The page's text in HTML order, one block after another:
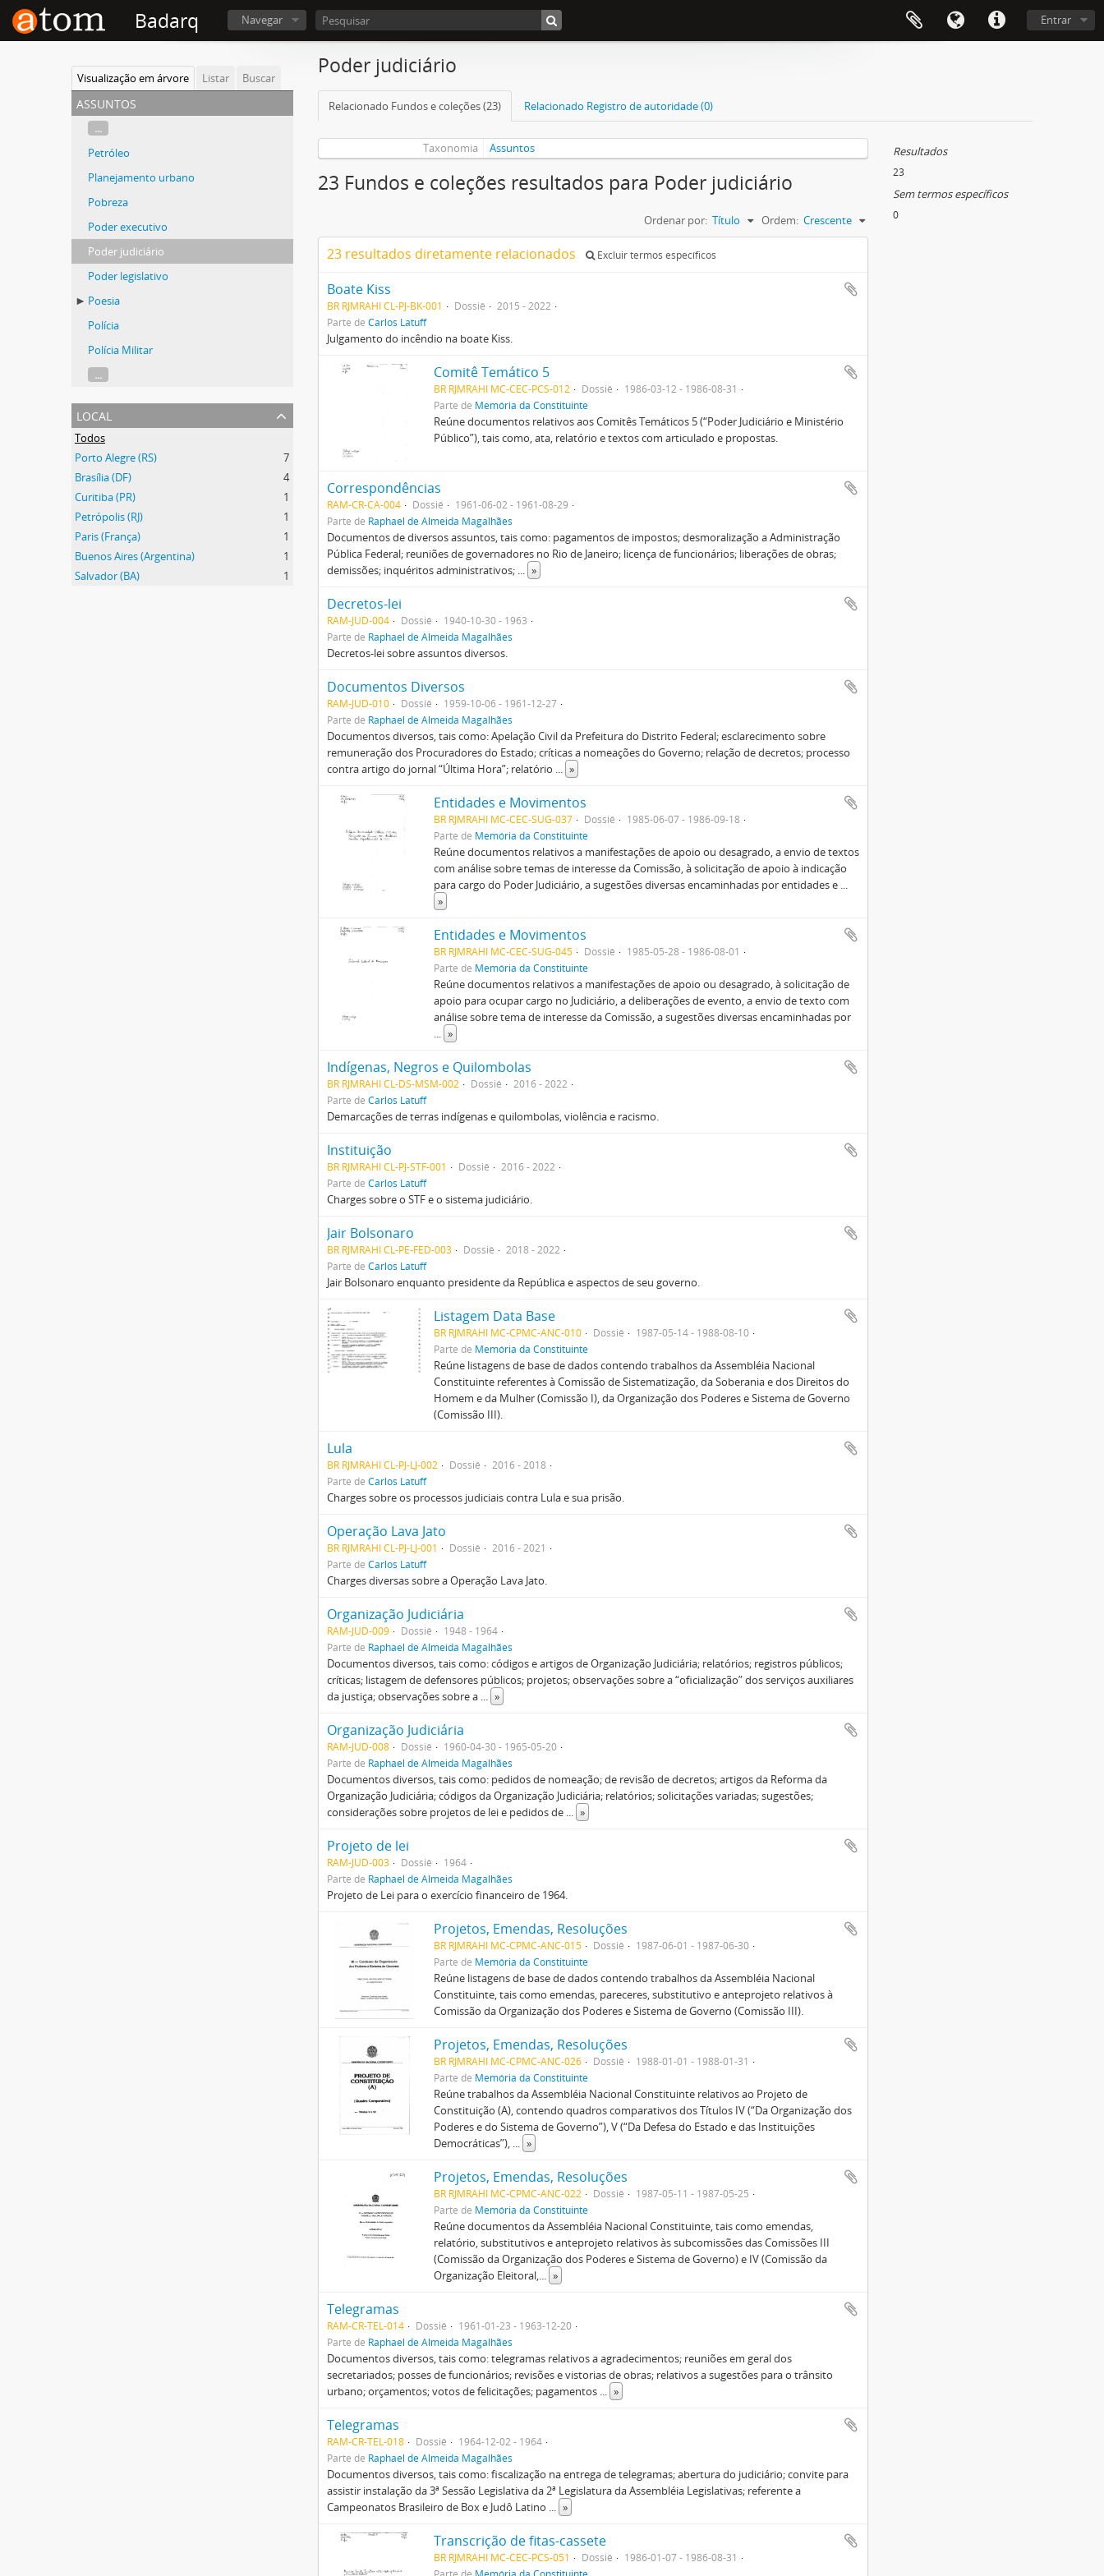
Badarq Navegar Entrar
Visualização em árvore Listar Buscar
assuntos
...
Petróleo
Planejamento urbano
Pobreza
Poder executivo
Poder judiciário
Poder legislativo
Poesia
Polícia
Polícia Militar
...
local
Todos
Porto Alegre (RS)
7
Brasília (DF)
4
Curitiba (PR)
1
Petrópolis (RJ)
1
Paris (França)
1
Buenos Aires (Argentina)
1
Salvador (BA)
1
Poder judiciário
Relacionado Fundos e coleções (23) Relacionado Registro de autoridade (0)
Taxonomia Assuntos
23 Fundos e coleções resultados para Poder judiciário
Ordenar por: Título Ordem: Crescente
23 resultados diretamente relacionados Excluir termos específicos
Boate Kiss
BR RJMRAHI CL-PJ-BK-001 Dossiê
2015 - 2022
Parte de Carlos Latuff
Julgamento do incêndio na boate Kiss.
Comitê Temático 5
BR RJMRAHI MC-CEC-PCS-012 Dossiê
1986-03-12 - 1986-08-31
Parte de Memória da Constituinte
Reúne documentos relativos aos Comitês Temáticos 5 (“Poder Judiciário e Ministério
Público”), tais como, ata, relatório e textos com articulado e propostas.
Correspondências
RAM-CR-CA-004 Dossiê
1961-06-02 - 1961-08-29
Parte de Raphael de Almeida Magalhães
Documentos de diversos assuntos, tais como: pagamentos de impostos; desmoralização a Administração
Pública Federal; reuniões de governadores no Rio de Janeiro; licença de funcionários; liberações de obras;
demissões; inquéritos administrativos; ... »
Decretos-lei
RAM-JUD-004 Dossiê
1940-10-30 - 1963
Parte de Raphael de Almeida Magalhães
Decretos-lei sobre assuntos diversos.
Documentos Diversos
RAM-JUD-010 Dossiê
1959-10-06 - 1961-12-27
Parte de Raphael de Almeida Magalhães
Documentos diversos, tais como: Apelação Civil da Prefeitura do Distrito Federal; esclarecimento sobre
remuneração dos Procuradores do Estado; críticas a nomeações do Governo; relação de decretos; processo
contra artigo do jornal “Última Hora”; relatório ... »
Entidades e Movimentos
BR RJMRAHI MC-CEC-SUG-037 Dossiê
1985-06-07 - 1986-09-18
Parte de Memória da Constituinte
Reúne documentos relativos a manifestações de apoio ou desagrado, a envio de textos
com análise sobre temas de interesse da Comissão, à solicitação de apoio à indicação
para cargo do Poder Judiciário, a sugestões diversas encaminhadas por entidades e ...
»
Entidades e Movimentos
BR RJMRAHI MC-CEC-SUG-045 Dossiê
1985-05-28 - 1986-08-01
Parte de Memória da Constituinte
Reúne documentos relativos a manifestações de apoio ou desagrado, à solicitação de
apoio para ocupar cargo no Judiciário, a deliberações de evento, a envio de texto com
análise sobre tema de interesse da Comissão, a sugestões diversas encaminhadas por
... »
Indígenas, Negros e Quilombolas
BR RJMRAHI CL-DS-MSM-002 Dossiê
2016 - 2022
Parte de Carlos Latuff
Demarcações de terras indígenas e quilombolas, violência e racismo.
Instituição
BR RJMRAHI CL-PJ-STF-001 Dossiê
2016 - 2022
Parte de Carlos Latuff
Charges sobre o STF e o sistema judiciário.
Jair Bolsonaro
BR RJMRAHI CL-PE-FED-003 Dossiê
2018 - 2022
Parte de Carlos Latuff
Jair Bolsonaro enquanto presidente da República e aspectos de seu governo.
Listagem Data Base
BR RJMRAHI MC-CPMC-ANC-010 Dossiê
1987-05-14 - 1988-08-10
Parte de Memória da Constituinte
Reúne listagens de base de dados contendo trabalhos da Assembléia Nacional
Constituinte referentes à Comissão de Sistematização, da Soberania e dos Direitos do
Homem e da Mulher (Comissão I), da Organização dos Poderes e Sistema de Governo
(Comissão III).
Lula
BR RJMRAHI CL-PJ-LJ-002 Dossiê
2016 - 2018
Parte de Carlos Latuff
Charges sobre os processos judiciais contra Lula e sua prisão.
Operação Lava Jato
BR RJMRAHI CL-PJ-LJ-001 Dossiê
2016 - 2021
Parte de Carlos Latuff
Charges diversas sobre a Operação Lava Jato.
Organização Judiciária
RAM-JUD-009 Dossiê
1948 - 1964
Parte de Raphael de Almeida Magalhães
Documentos diversos, tais como: códigos e artigos de Organização Judiciária; relatórios; registros públicos;
críticas; listagem de defensores públicos; projetos; observações sobre a “oficialização” dos serviços auxiliares
da justiça; observações sobre a ... »
Organização Judiciária
RAM-JUD-008 Dossiê
1960-04-30 - 1965-05-20
Parte de Raphael de Almeida Magalhães
Documentos diversos, tais como: pedidos de nomeação; de revisão de decretos; artigos da Reforma da
Organização Judiciária; códigos da Organização Judiciária; relatórios; solicitações variadas; sugestões;
considerações sobre projetos de lei e pedidos de ... »
Projeto de lei
RAM-JUD-003 Dossiê
1964
Parte de Raphael de Almeida Magalhães
Projeto de Lei para o exercício financeiro de 1964.
Projetos, Emendas, Resoluções
BR RJMRAHI MC-CPMC-ANC-015 Dossiê
1987-06-01 - 1987-06-30
Parte de Memória da Constituinte
Reúne listagens de base de dados contendo trabalhos da Assembléia Nacional
Constituinte, tais como emendas, pareceres, substitutivo e anteprojeto relativos à
Comissão da Organização dos Poderes e Sistema de Governo (Comissão III).
Projetos, Emendas, Resoluções
BR RJMRAHI MC-CPMC-ANC-026 Dossiê
1988-01-01 - 1988-01-31
Parte de Memória da Constituinte
Reúne trabalhos da Assembléia Nacional Constituinte relativos ao Projeto de
Constituição (A), contendo quadros comparativos dos Títulos IV (“Da Organização dos
Poderes e do Sistema de Governo”), V (“Da Defesa do Estado e das Instituições
Democráticas”), ... »
Projetos, Emendas, Resoluções
BR RJMRAHI MC-CPMC-ANC-022 Dossiê
1987-05-11 - 1987-05-25
Parte de Memória da Constituinte
Reúne documentos da Assembléia Nacional Constituinte, tais como emendas,
relatório, substitutivos e anteprojeto relativos às subcomissões das Comissões III
(Comissão da Organização dos Poderes e Sistema de Governo) e IV (Comissão da
Organização Eleitoral,... »
Telegramas
RAM-CR-TEL-014 Dossiê
1961-01-23 - 1963-12-20
Parte de Raphael de Almeida Magalhães
Documentos diversos, tais como: telegramas relativos a agradecimentos; reuniões em geral dos
secretariados; posses de funcionários; revisões e vistorias de obras; relativos a sugestões para o trânsito
urbano; orçamentos; votos de felicitações; pagamentos ... »
Telegramas
RAM-CR-TEL-018 Dossiê
1964-12-02 - 1964
Parte de Raphael de Almeida Magalhães
Documentos diversos, tais como: fiscalização na entrega de telegramas; abertura do judiciário; convite para
assistir instalação da 3ª Sessão Legislativa da 2ª Legislatura da Assembléia Legislativas; referente a
Campeonatos Brasileiro de Box e Judô Latino ... »
Transcrição de fitas-cassete
BR RJMRAHI MC-CEC-PCS-051 Dossiê
1986-01-07 - 1986-08-31
Resultados
23
Sem termos específicos
0